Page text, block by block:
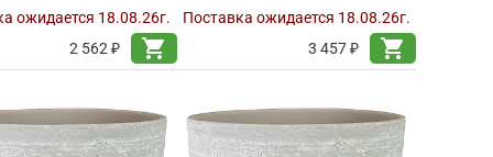
ожидается 18.08.26г.
2 562 ₽
shopping_cart
Поставка ожидается 18.08.26г.
3 457 ₽
shopping_cart